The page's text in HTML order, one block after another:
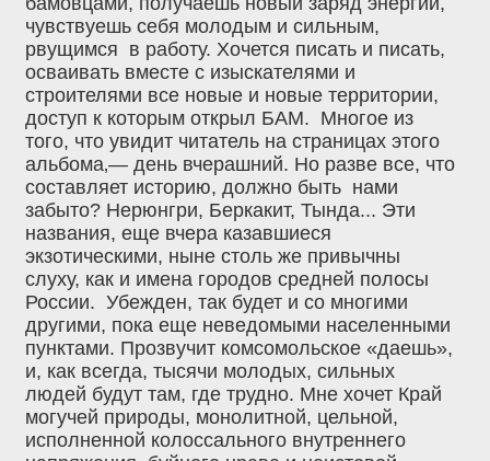
чувствуешь себя молодым и сильным,
рвущимся в работу. Хочется писать и писать,
осваивать вместе с изыскателями и
строителями все новые и новые территории,
доступ к которым открыл БАМ. Многое из
того, что увидит читатель на страницах этого
альбома‚— день вчерашний. Но разве все, что
составляет историю, должно быть нами
забыто? Нерюнгри, Беркакит, Тында... Эти
названия, еще вчера казавшиеся
экзотическими, ныне столь же привычны
слуху, как и имена городов средней полосы
России. Убежден, так будет и со многими
другими, пока еще неведомыми населенными
пунктами. Прозвучит комсомольское «даешь»,
и, как всегда, тысячи молодых, сильных
людей будут там, где трудно. Мне хочет Край
могучей природы, монолитной, цельной,
исполненной колоссального внутреннего